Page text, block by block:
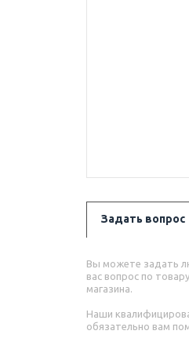
Задать вопрос
Вы можете задать
вас вопрос по
магазина.
Наши
обязательно вам